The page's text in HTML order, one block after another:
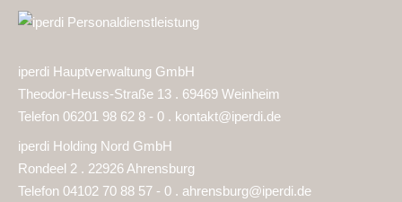
iperdi Hauptverwaltung GmbH
Theodor-Heuss-Straße 13 . 69469 Weinheim
Telefon 06201 98 62 8 - 0 . kontakt@iperdi.de
iperdi Holding Nord GmbH
Rondeel 2 . 22926 Ahrensburg
Telefon 04102 70 88 57 - 0 . ahrensburg@iperdi.de